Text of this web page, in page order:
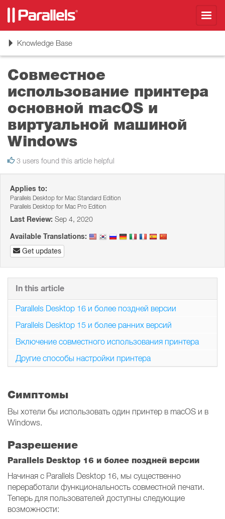
ToggleKnowledge Base
Совместное
использование принтера
основной macOS и
виртуальной машиной
Windows
3 users found this article helpful
Applies to:
Parallels Desktop for Mac Standard Edition
Parallels Desktop for Mac Pro Edition
Last Review: Sep 4, 2020
Available Translations:
Get updates
Симптомы
Вы хотели бы использовать один принтер в macOS и в
Windows.
Разрешение
Parallels Desktop 16 и более поздней версии
Начиная с Parallels Desktop 16, мы существенно
переработали функциональность совместной печати.
Теперь для пользователей доступны следующие
возможности:
In this article
Parallels Desktop 16 и более поздней версии
Parallels Desktop 15 и более ранних версий
Включение совместного использования принтера
Другие способы настройки принтера